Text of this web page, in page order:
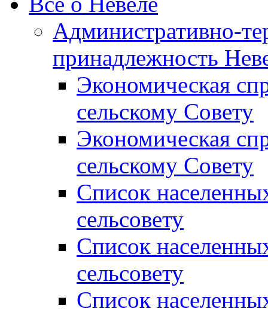
Административно-
принадлежность
Экономическая
сельскому Совету
Экономическая
сельскому Совету
Список
сельсовету
Список
сельсовету
Список